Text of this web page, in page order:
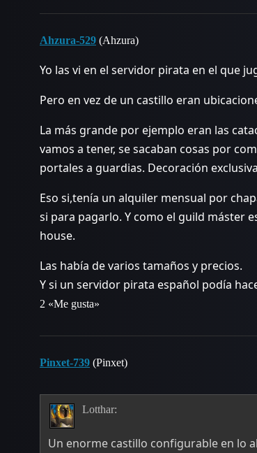
Ahzura-529 (Ahzura)
Yo las vi en el servidor pirata en el que
Pero en vez de un castillo eran
La más grande por ejemplo eran las
vamos a tener, se sacaban cosas por
portales a guardias. Decoración
Eso si,tenía un alquiler mensual por
si para pagarlo. Y como el guild máster
house.
Las había de varios tamaños y precios.
Y si un servidor pirata español podía
2 «Me gusta»
Pinxet-739 (Pinxet)
Lotthar:
Un enorme castillo configurable en lo